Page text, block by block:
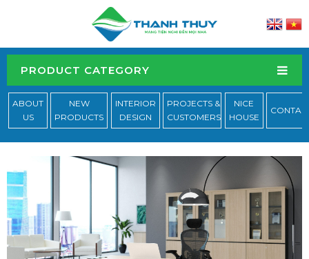
PRODUCT CATEGORY
ABOUT
US
NEW
PRODUCTS
INTERIOR
DESIGN
PROJECTS &
CUSTOMERS
NICE
HOUSE